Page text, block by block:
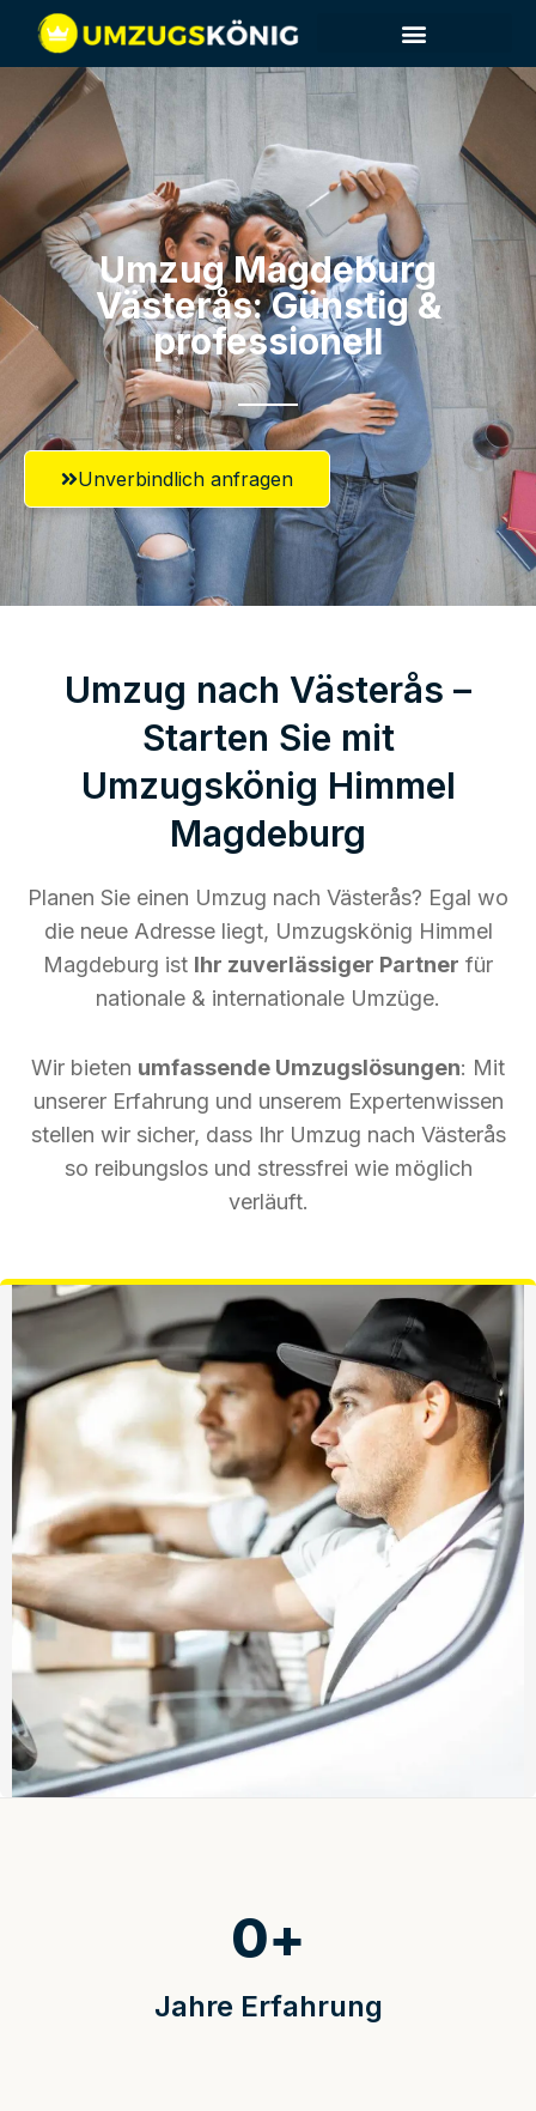
Umzug Magdeburg​
Västerås: Günstig &
professionell​
Unverbindlich anfragen
Umzug nach Västerås –
Starten Sie mit
Umzugskönig Himmel
Magdeburg
Planen Sie einen Umzug nach Västerås? Egal wo
die neue Adresse liegt, Umzugskönig Himmel
Magdeburg ist Ihr zuverlässiger Partner für
nationale & internationale Umzüge.
Wir bieten umfassende Umzugslösungen: Mit
unserer Erfahrung und unserem Expertenwissen
stellen wir sicher, dass Ihr Umzug nach Västerås
so reibungslos und stressfrei wie möglich
verläuft.
Jahre Erfahrung
0+